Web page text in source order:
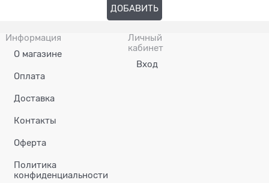
ДОБАВИТЬ
Информация
О магазине
Оплата
Доставка
Контакты
Оферта
Политика
конфиденциальности
Личный
кабинет
Вход